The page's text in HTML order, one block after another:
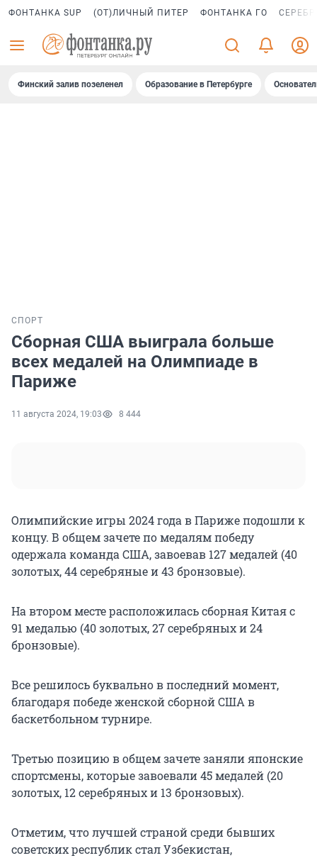
ФОНТАНКА SUP (ОТ)ЛИЧНЫЙ ПИТЕР ФОНТАНКА ГО
Финский залив позеленел Образование в Петербурге
СПОРТ
Сборная США выиграла больше
всех медалей на Олимпиаде в
Париже
11 августа 2024, 19:03 8 444
Олимпийские игры 2024 года в Париже подошли к
концу. В общем зачете по медалям победу
одержала команда США, завоевав 127 медалей (40
золотых, 44 серебряные и 43 бронзовые).
На втором месте расположилась сборная Китая с
91 медалью (40 золотых, 27 серебряных и 24
бронзовые).
Все решилось буквально в последний момент,
благодаря победе женской сборной США в
баскетбольном турнире.
Третью позицию в общем зачете заняли японские
спортсмены, которые завоевали 45 медалей (20
золотых, 12 серебряных и 13 бронзовых).
Отметим, что лучшей страной среди бывших
советских республик стал Узбекистан,